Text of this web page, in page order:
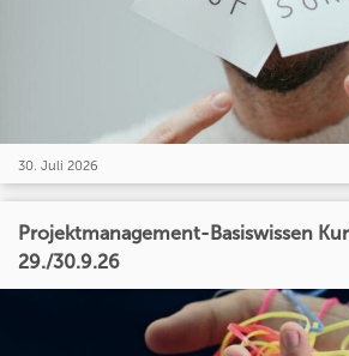
30. Juli 2026
Projektmanagement-Basiswissen
29./30.9.26